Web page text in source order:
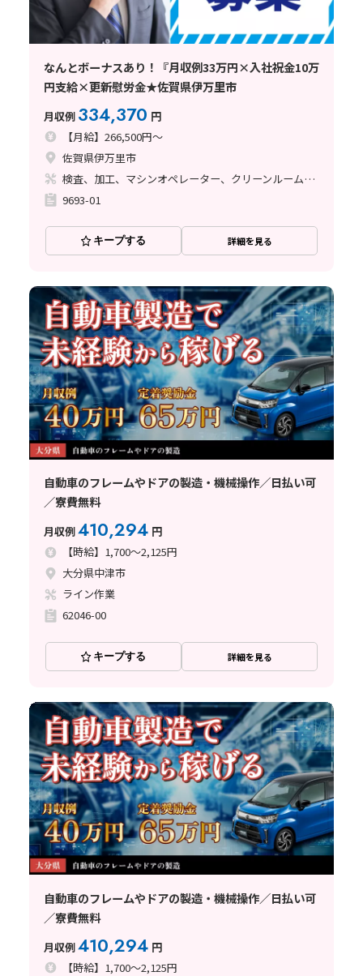
なんとボーナスあり！『月収例33万円×入社祝金10万
円支給×更新慰労金★佐賀県伊万里市
月収例 334,370 円
【月給】266,500円～
佐賀県伊万里市
検査、加工、マシンオペレーター、クリーンルーム、立ち作業
9693-01
キープする 詳細を見る
自動車のフレームやドアの製造・機械操作／日払い可
／寮費無料
月収例410,294 円
【時給】1,700～2,125円
大分県中津市
ライン作業
62046-00
キープする 詳細を見る
自動車のフレームやドアの製造・機械操作／日払い可
／寮費無料
月収例410,294 円
【時給】1,700～2,125円